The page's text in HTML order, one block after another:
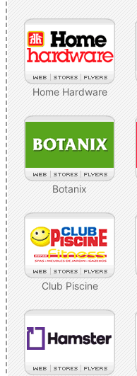
Home Hardware
Botanix
Club Piscine